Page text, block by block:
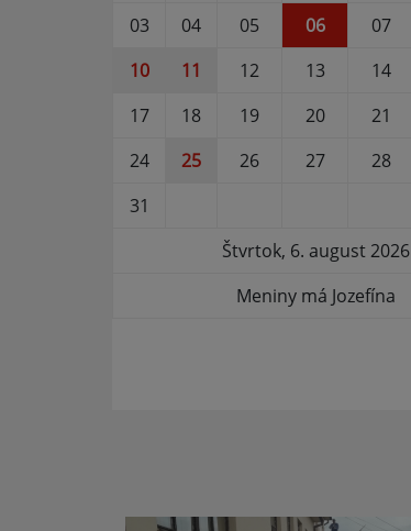
03
04 05 06 07
10
11 12 13 14
17
18 19 20 21
24
25 26 27 28
31
Štvrtok, 6. august 2026
Meniny má Jozefína